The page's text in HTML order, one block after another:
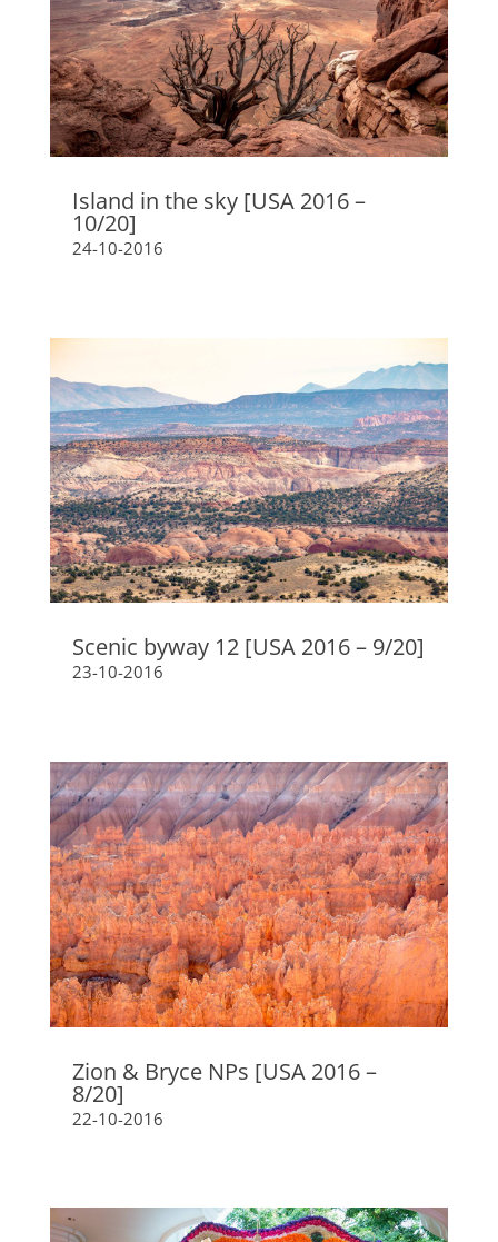
Island in the sky [USA 2016 –
10/20]
24-10-2016
Scenic byway 12 [USA 2016 – 9/20]
23-10-2016
Zion & Bryce NPs [USA 2016 –
8/20]
22-10-2016